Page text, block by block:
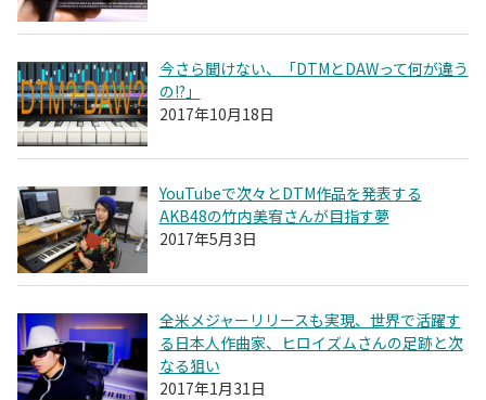
今さら聞けない、「DTMとDAWって何が違う
の!?」
2017年10月18日
YouTubeで次々とDTM作品を発表する
AKB48の竹内美宥さんが目指す夢
2017年5月3日
全米メジャーリリースも実現、世界で活躍す
る日本人作曲家、ヒロイズムさんの足跡と次
なる狙い
2017年1月31日